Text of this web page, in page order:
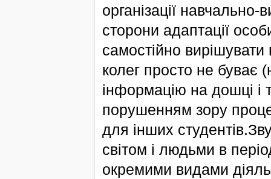
організації
сторони адаптації
самостійно
колег просто не буває
інформацію на дошці і
порушенням зору
для інших
світом і людьми в
окремими видами